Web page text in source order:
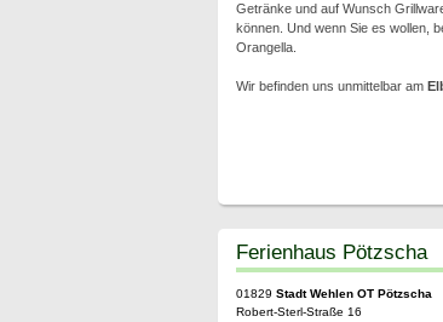
Getränke und auf Wunsch
können. Und wenn Sie es wollen,
Orangella.
Wir befinden uns unmittelbar am
Ferienhaus Pötzscha
01829 Stadt Wehlen OT Pötzscha
Robert-Sterl-Straße 16